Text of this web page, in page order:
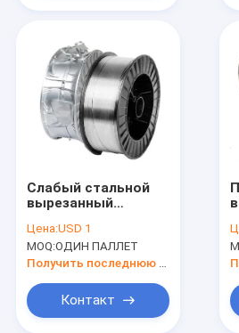
Слабый стальной
вырезанный
потоком провод
дуговой сварки Aws
A5.36 E71t-1c 1.0mm
Цена:USD 1
MOQ:ОДИН ПАЛЛЕТ
Получить последнюю цену
Контакт